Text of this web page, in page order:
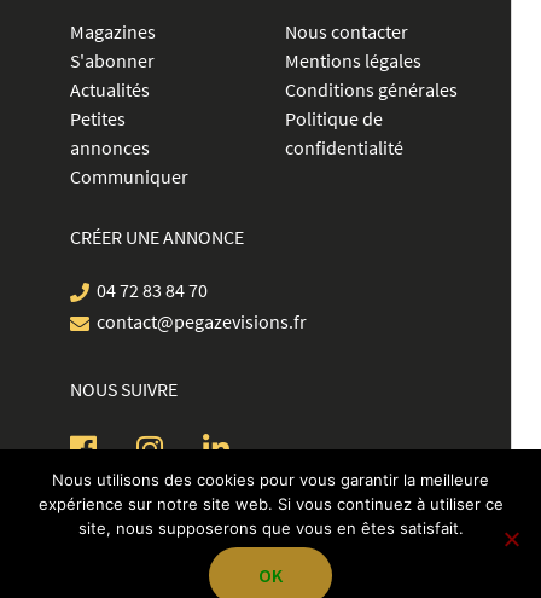
Magazines
S'abonner
Actualités
Petites
annonces
Communiquer
Nous contacter
Mentions légales
Conditions générales
Politique de
confidentialité
CRÉER UNE ANNONCE
04 72 83 84 70
contact@pegazevisions.fr
NOUS SUIVRE
L'Officiel HB | Copyright Ⓒ 2026 | Pegaze Visions
Nous utilisons des cookies pour vous garantir la meilleure
expérience sur notre site web. Si vous continuez à utiliser ce
site, nous supposerons que vous en êtes satisfait.
OK